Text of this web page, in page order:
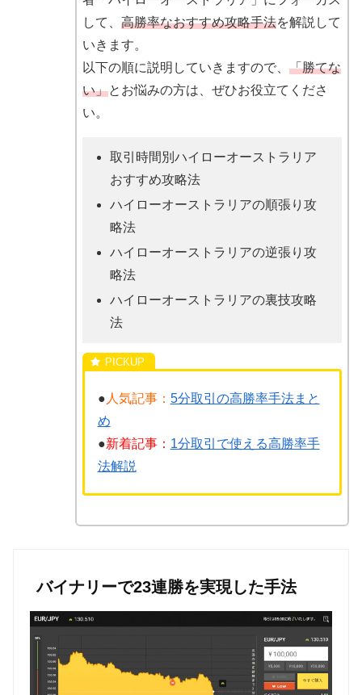
して、 高勝率なおすすめ攻略手法を解説して
いきます。
以下の順に説明していきますので、 「勝てな
い」とお悩みの方は、ぜひお役立てくださ
い。
取引時間別ハイローオーストラリア
おすすめ攻略法
ハイローオーストラリアの順張り攻
略法
ハイローオーストラリアの逆張り攻
略法
ハイローオーストラリアの裏技攻略
法
● 人気記事： 5分取引の高勝率手法まと
め
●新着記事： 1分取引で使える高勝率手
法解説
バイナリーで23連勝を実現した手法